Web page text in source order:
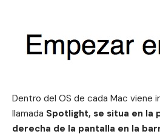
Dentro del OS de cada Mac viene
llamada Spotlight, se situa en la
derecha de la pantalla en la